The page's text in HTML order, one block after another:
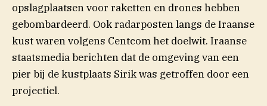
opslagplaatsen voor raketten en drones hebben
gebombardeerd. Ook radarposten langs de Iraanse
kust waren volgens Centcom het doelwit. Iraanse
staatsmedia berichten dat de omgeving van een
pier bij de kustplaats Sirik was getroffen door een
projectiel.